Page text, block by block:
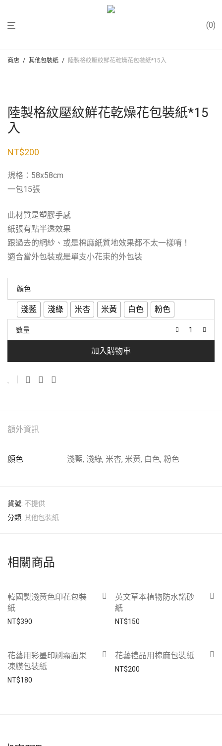
0
商店 / 其他包裝紙 / 陸製格紋壓紋鮮花乾燥花包裝紙*15入
陸製格紋壓紋鮮花乾燥花包裝紙*15
入
NT$200
規格：58x58cm
一包15張
此材質是塑膠手感
紙張有點半透效果
跟過去的網紗、或是棉麻紙質地效果都不太一樣唷！
適合當外包裝或是單支小花束的外包裝
顏色
淺藍 淺綠 米杏 米黃 白色 粉色
數量
加入購物車
額外資訊
顏色 淺藍, 淺綠, 米杏, 米黃, 白色, 粉色
貨號: 不提供
分類: 其他包裝紙
相關商品
韓國製淺黃色印花包裝
紙
NT$390
英文草本植物防水諾砂
紙
NT$150
花藝用彩墨印刷霧面果
凍膜包裝紙
NT$180
花藝禮品用棉麻包裝紙
NT$200